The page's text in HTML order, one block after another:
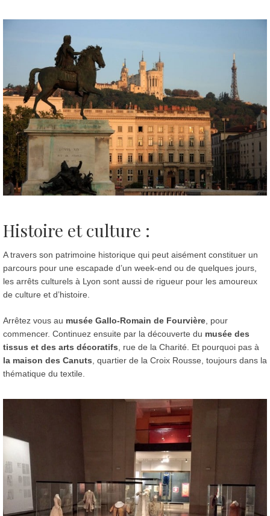
Histoire et culture :
A travers son patrimoine historique qui peut aisément constituer un
parcours pour une escapade d’un week-end ou de quelques jours,
les arrêts culturels à Lyon sont aussi de rigueur pour les amoureux
de culture et d’histoire.
Arrêtez vous au musée Gallo-Romain de Fourvière , pour
commencer. Continuez ensuite par la découverte du musée des
tissus et des arts décoratifs , rue de la Charité. Et pourquoi pas à
la maison des Canuts , quartier de la Croix Rousse, toujours dans la
thématique du textile.